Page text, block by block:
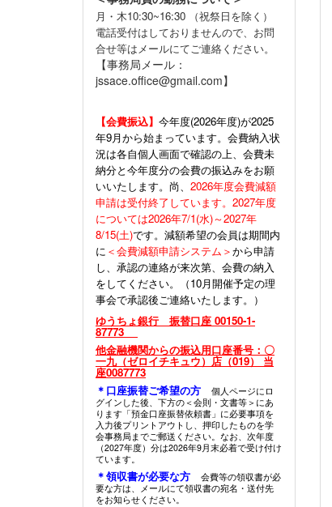
月・木10:30~16:30 （祝祭日を除く）
電話受付はしておりませんので、お問
合せ等はメールにてご連絡ください。
【事務局メール：
jssace.office@gmail.com】
【会費振込】 今年度(2026年度)が2025
年9月から始まっています。会費納入状
況は各自個人画面で確認の上、会費未
納分と今年度分の会費の振込みをお願
いいたします。尚、 2026年度会費減額
申請は受付終了しています。2027年度
については2026年7/1(水)～2027年
8/15(土)です。減額希望の会員は期間内
に ＜会費減額申請システム＞から申請
し、承認の連絡が来次第、会費の納入
をしてください。（10月開催予定の理
事会で承認後ご連絡いたします。）
ゆうちょ銀行 振替口座 00150-1-
87773
他金融機関からの振込用口座番号：〇
一九（ゼロイチキュウ）店（019） 当
座0087773
＊口座振替ご希望の方
個人ページにロ
グインした後、下方の＜会則・文書等＞にあ
ります「預金口座振替依頼書」に必要事項を
入力後プリントアウトし、押印したものを学
会事務局までご郵送ください。なお、次年度
（2027年度）分は2026年9月末必着で受け付け
ています。
＊領収書が必要な方
会費等の領収書が必
要な方は、メールにて領収書の宛名・送付先
をお知らせください。